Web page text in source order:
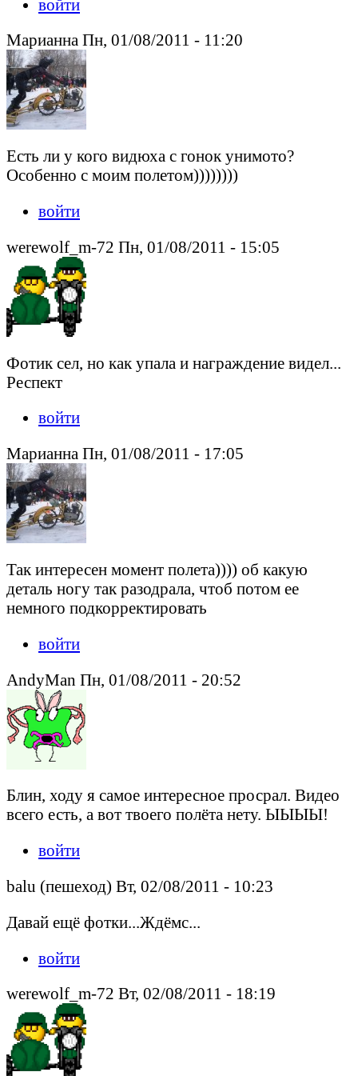
войти
Марианна Пн, 01/08/2011 - 11:20
Есть ли у кого видюха с гонок унимото?
Особенно с моим полетом))))))))
войти
werewolf_m-72 Пн, 01/08/2011 - 15:05
Фотик сел, но как упала и награждение видел...
Респект
войти
Марианна Пн, 01/08/2011 - 17:05
Так интересен момент полета)))) об какую
деталь ногу так разодрала, чтоб потом ее
немного подкорректировать
войти
AndyMan Пн, 01/08/2011 - 20:52
Блин, ходу я самое интересное просрал. Видео
всего есть, а вот твоего полёта нету. ЫЫЫЫ!
войти
balu (пешеход) Вт, 02/08/2011 - 10:23
Давай ещё фотки...Ждёмс...
войти
werewolf_m-72 Вт, 02/08/2011 - 18:19